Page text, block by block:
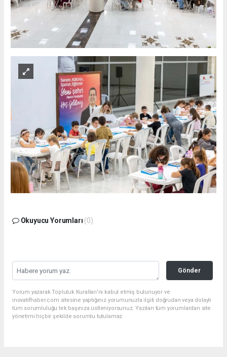
Okuyucu Yorumları (0)
Gönder
Yorum yazarak Topluluk Kuralları’nı kabul etmiş bulunuyor ve
inovatifhaber.com sitesine yaptığınız yorumunuzla ilgili doğrudan veya dolaylı
tüm sorumluluğu tek başınıza üstleniyorsunuz. Yazılan tüm yorumlardan site
yönetimi hiçbir şekilde sorumlu tutulamaz.